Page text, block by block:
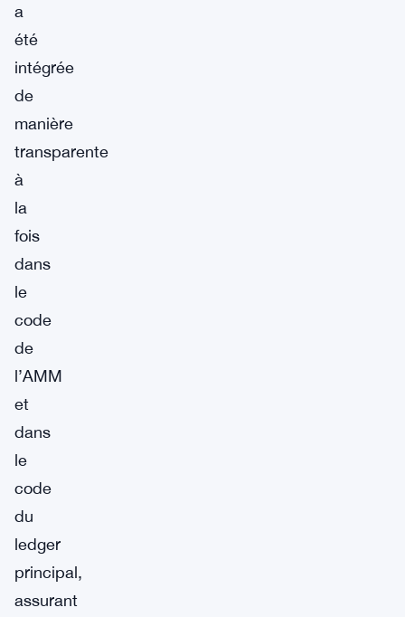
a
été
intégrée
de
manière
transparente
à
la
fois
dans
le
code
de
l’AMM
et
dans
le
code
du
ledger
principal,
assurant